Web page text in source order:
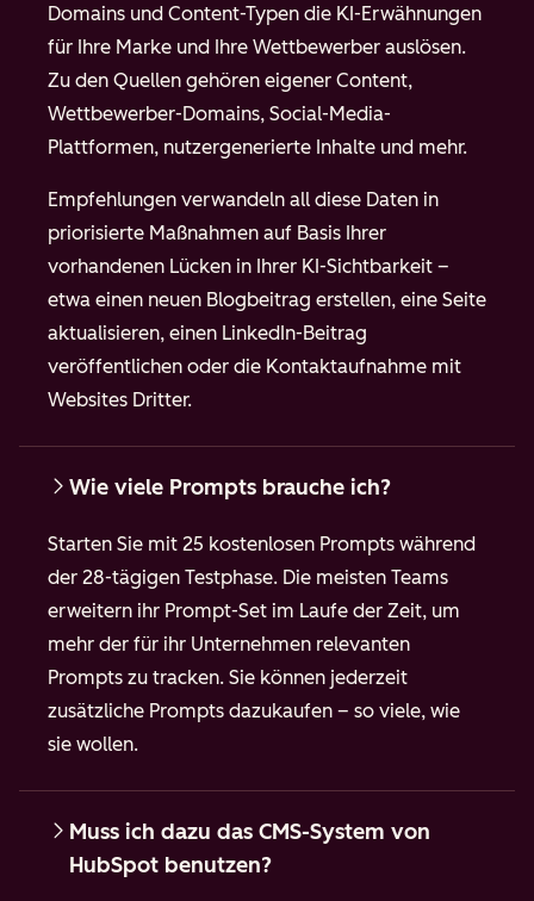
Domains und Content-Typen die KI-Erwähnungen
für Ihre Marke und Ihre Wettbewerber auslösen.
Zu den Quellen gehören eigener Content,
Wettbewerber-Domains, Social-Media-
Plattformen, nutzergenerierte Inhalte und mehr.
Empfehlungen verwandeln all diese Daten in
priorisierte Maßnahmen auf Basis Ihrer
vorhandenen Lücken in Ihrer KI-Sichtbarkeit –
etwa einen neuen Blogbeitrag erstellen, eine Seite
aktualisieren, einen LinkedIn-Beitrag
veröffentlichen oder die Kontaktaufnahme mit
Websites Dritter.
Wie viele Prompts brauche ich?
Starten Sie mit 25 kostenlosen Prompts während
der 28-tägigen Testphase. Die meisten Teams
erweitern ihr Prompt-Set im Laufe der Zeit, um
mehr der für ihr Unternehmen relevanten
Prompts zu tracken. Sie können jederzeit
zusätzliche Prompts dazukaufen – so viele, wie
sie wollen.
Muss ich dazu das CMS-System von
HubSpot benutzen?